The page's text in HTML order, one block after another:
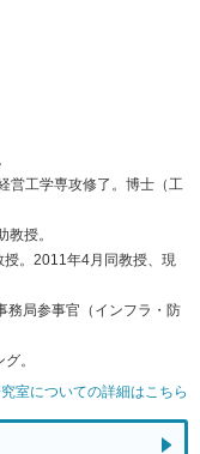
営工学専攻修了。博士（工
授。
。2011年4月同教授、現
務局参事官（インフラ・防
。
室についての詳細はこちら